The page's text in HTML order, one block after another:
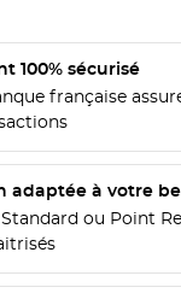
100% sécurisé
française
adaptée à votre
Standard ou Point